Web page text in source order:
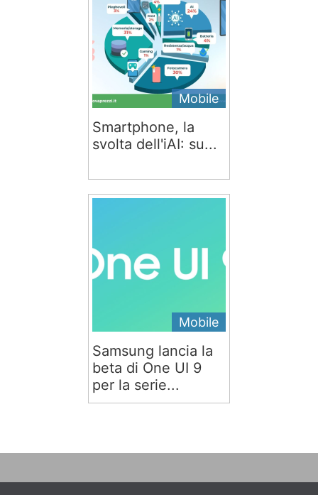
Mobile
Smartphone, la
svolta dell'iAI: su...
Mobile
Samsung lancia la
beta di One UI 9
per la serie...